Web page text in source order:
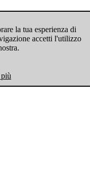
la tua esperienza di
accetti l'utilizzo